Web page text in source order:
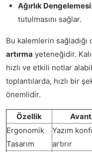
Ağırlık
tutulmasını sağlar.
Bu kalemlerin
artırma yeteneğidir.
hızlı ve etkili notlar
toplantılarda, hızlı bir
önemlidir.
Özellik
Ergonomik
Tasarım
Yazım
artırır